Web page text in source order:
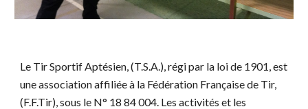
Le Tir Sportif Aptésien, (T.S.A.), régi par la loi de 1901, est
une association affiliée à la Fédération Française de Tir,
(F.F.Tir), sous le N° 18 84 004. Les activités et les